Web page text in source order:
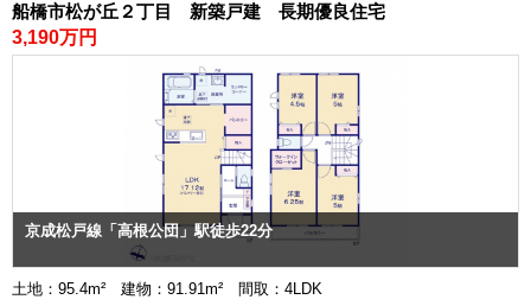
船橋市松が丘２丁目 新築戸建 長期優良住宅
3,190万円
京成松戸線「高根公団」駅徒歩22分
土地：95.4m² 建物：91.91m² 間取：4LDK